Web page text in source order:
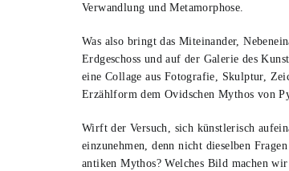
Verwandlung und Metamorphose.
Was also bringt das Miteinander,
Erdgeschoss und auf der Galerie des
eine Collage aus Fotografie, Skulptur,
Erzählform dem Ovidschen Mythos von
Wirft der Versuch, sich künstlerisch
einzunehmen, denn nicht dieselben
antiken Mythos? Welches Bild machen